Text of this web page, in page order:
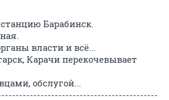
Барабинск.
власти и всё...
Карачи перекочевывает
обслугой...